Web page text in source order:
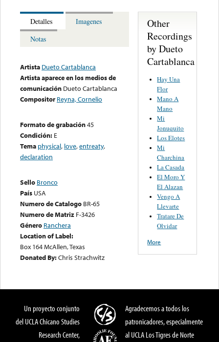
Detalles
Imagenes
Notas
Artista Dueto Cartablanca
Artista aparece en los medios de
comunicación Dueto Cartablanca
Compositor Reyna, Cornelio
Formato de grabación45
Condición: E
Tema physical, love,entreaty,
declaration
Sello Bronco
País USA
Numero de Catalogo BR-65
Numero de Matriz F-3426
Género Ranchera
Location of Label:
Box 164 McAllen, Texas
Donated By:Chris Strachwitz
Other
Recordings
by Dueto
Cartablanca
Hay Una
Flor
Mano A
Mano
Mi
Jonuquito
Los Elotes
Mi
Charchina
La Casada
El Moro Y
El Alazan
Vengo A
Llevarte
Tratare De
Olvidar
More
Un proyecto conjunto
del UCLA Chicano Studies
Research Center,
Agradecemos a todos los
patronicadores, especialmente
al UCLA Los Tigres de Norte